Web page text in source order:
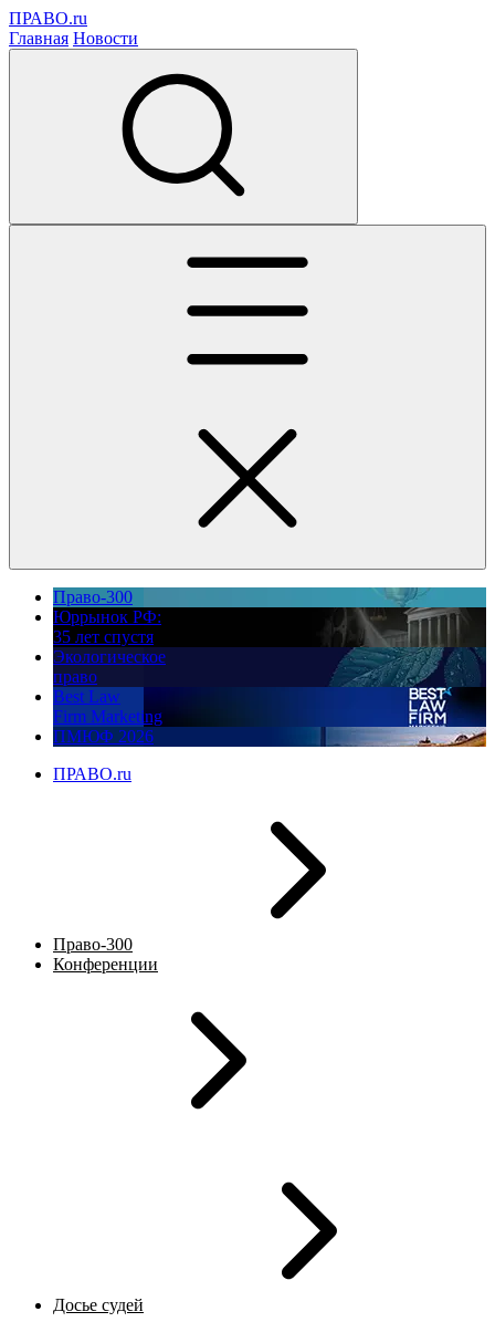
ПРАВО.ru
Главная Новости
Право-300
Юррынок РФ:
35 лет спустя
Экологическое
право
Best Law
Firm Marketing
ПМЮФ 2026
ПРАВО.ru
Право-300
Конференции
Досье судей